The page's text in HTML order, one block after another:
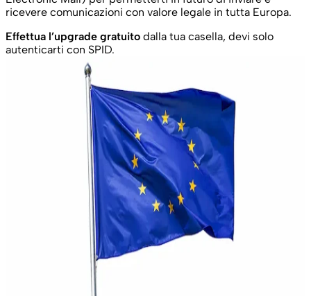
ricevere comunicazioni con valore legale in tutta Europa.
Effettua l’upgrade gratuito dalla tua casella, devi solo
autenticarti con SPID.